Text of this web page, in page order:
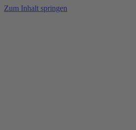
Zum Inhalt springen